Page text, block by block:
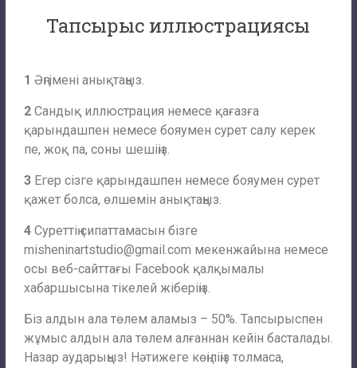
Тапсырыс иллюстрациясы
1 Әңгімені анықтаңыз.
2Сандық иллюстрация немесе қағазға
қарындашпен немесе бояумен сурет салу керек
пе, жоқ па, соны шешіңіз.
3Егер сізге қарындашпен немесе бояумен сурет
қажет болса, өлшемін анықтаңыз.
4Суреттің сипаттамасын бізге
misheninartstudio@gmail.com мекенжайына немесе
осы веб-сайттағы Facebook қалқымалы
хабаршысына тікелей жіберіңіз.
Біз алдын ала төлем аламыз – 50%. Тапсырыспен
жұмыс алдын ала төлем алғаннан кейін басталады.
Назар аударыңыз! Нәтижеге көңіліңіз толмаса,